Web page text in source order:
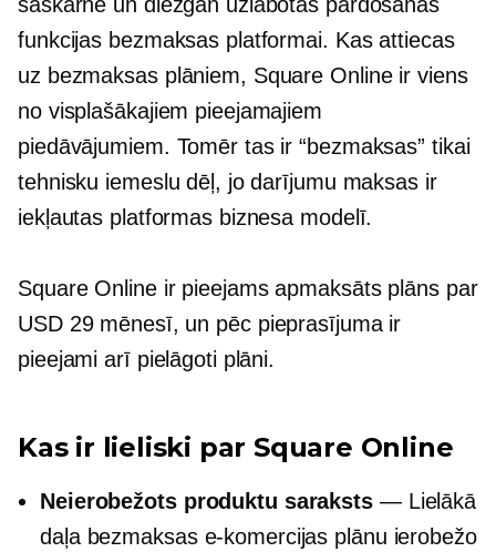
funkcijas bezmaksas platformai. Kas attiecas
uz bezmaksas plāniem, Square Online ir viens
no visplašākajiem pieejamajiem
piedāvājumiem. Tomēr tas ir “bezmaksas” tikai
tehnisku iemeslu dēļ, jo darījumu maksas ir
iekļautas platformas biznesa modelī.
Square Online ir pieejams apmaksāts plāns par
USD 29 mēnesī, un pēc pieprasījuma ir
pieejami arī pielāgoti plāni.
Kas ir lieliski par Square Online
Neierobežots produktu saraksts — Lielākā
daļa bezmaksas e-komercijas plānu ierobežo